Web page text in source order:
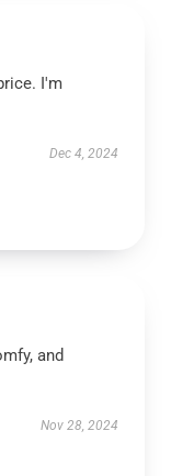
I'm
Dec 4, 2024
and
Nov 28, 2024